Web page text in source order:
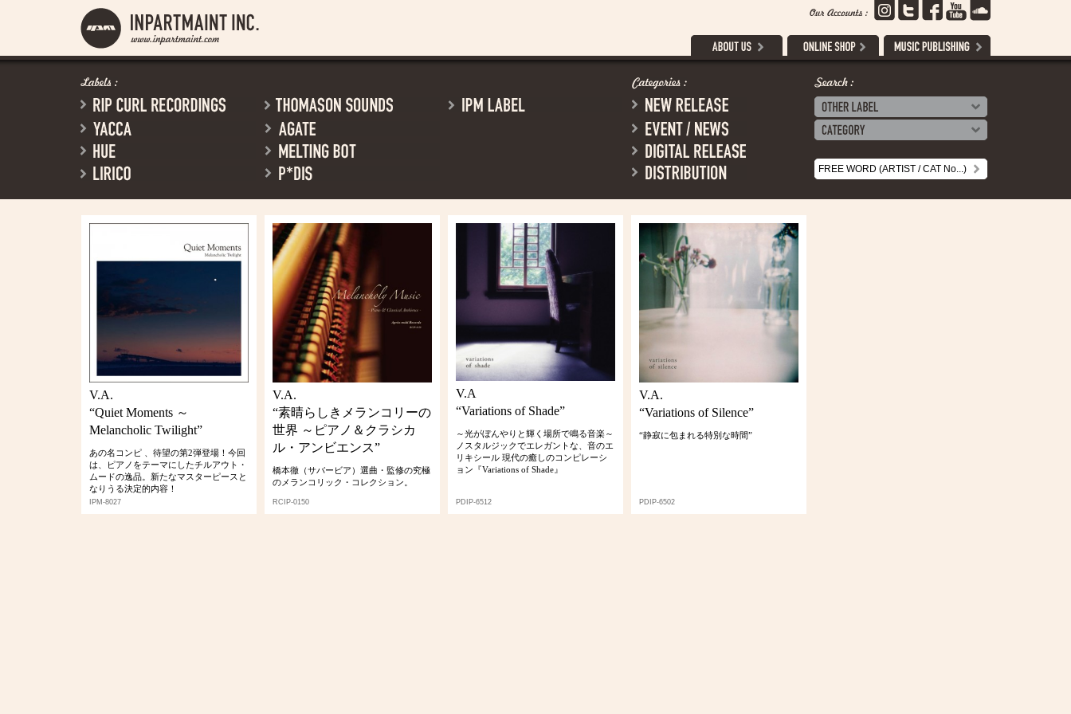
V.A.
“Quiet Moments ～
Melancholic Twilight”
あの名コンピ 、待望の第2弾登場！今回
は、ピアノをテーマにしたチルアウト・
ムードの逸品。新たなマスターピースと
なりうる決定的内容！
IPM-8027
V.A.
“素晴らしきメランコリーの
世界 ～ピアノ＆クラシカ
ル・アンビエンス”
橋本徹（サバービア）選曲・監修の究極
のメランコリック・コレクション。
RCIP-0150
V.A
“Variations of Shade”
～光がぼんやりと輝く場所で鳴る音楽～
ノスタルジックでエレガントな、音のエ
リキシール 現代の癒しのコンピレーシ
ョン『Variations of Shade』
PDIP-6512
V.A.
“Variations of Silence”
“静寂に包まれる特別な時間”
PDIP-6502